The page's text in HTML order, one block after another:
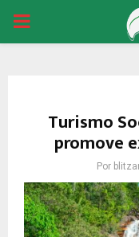
PRIMARY
Turismo
promove
Por